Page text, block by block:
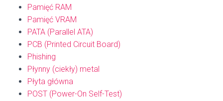
Pamięć RAM
Pamięć VRAM
PATA (Parallel ATA)
PCB (Printed Circuit Board)
Phishing
Płynny (ciekły) metal
Płyta główna
POST (Power-On Self-Test)